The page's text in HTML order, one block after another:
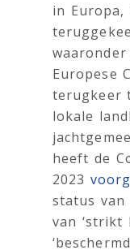
in
waaronder
Europese
terugkeer
lokale
heeft de
2023
status van
van ‘strikt